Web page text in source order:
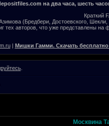
на два часа, шесть
Краткий
(Бредбери, Достоевского, Шекли,
тех авторов, что уже представлены на
| Мишки Гамми. Скачать
.
Москвина